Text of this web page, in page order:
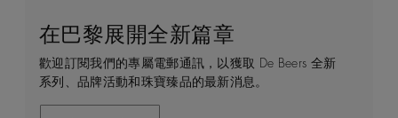
在巴黎展開全新篇章
歡迎訂閱我們的專屬電郵通訊，以獲取 De Beers 全新
系列、品牌活動和珠寶臻品的最新消息。
守護永恒
De Beers 在全球珠寶領域獨樹一幟，因為我們是唯一
與鑽石原產地有直接連結的奢華珠寶品牌。
顧客服務
無論您是透過線上購物或造訪實體精品店，我們始終致
力於為您提供個人化的購物體驗。預約於店內或線上進
De Beers 的世界
De Beers 成立於倫敦，靈感來自非洲的自然，是奢華
鑽石珠寶的巔峰。我們的創意和工藝將鑽石轉化為永恆